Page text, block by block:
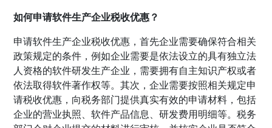
如何申请软件生产企业税收优惠？
申请软件生产企业税收优惠，首先企业需要确保符合相关
政策规定的条件，例如企业需要是依法设立的具有独立法
人资格的软件研发生产企业，需要拥有自主知识产权或者
依法取得软件著作权等。其次，企业需要按照相关规定申
请税收优惠，向税务部门提供真实有效的申请材料，包括
企业的营业执照、软件产品信息、研发费用明细等。税务